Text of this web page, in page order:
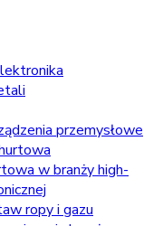
przemysłowe
w branży high-
ropy i gazu